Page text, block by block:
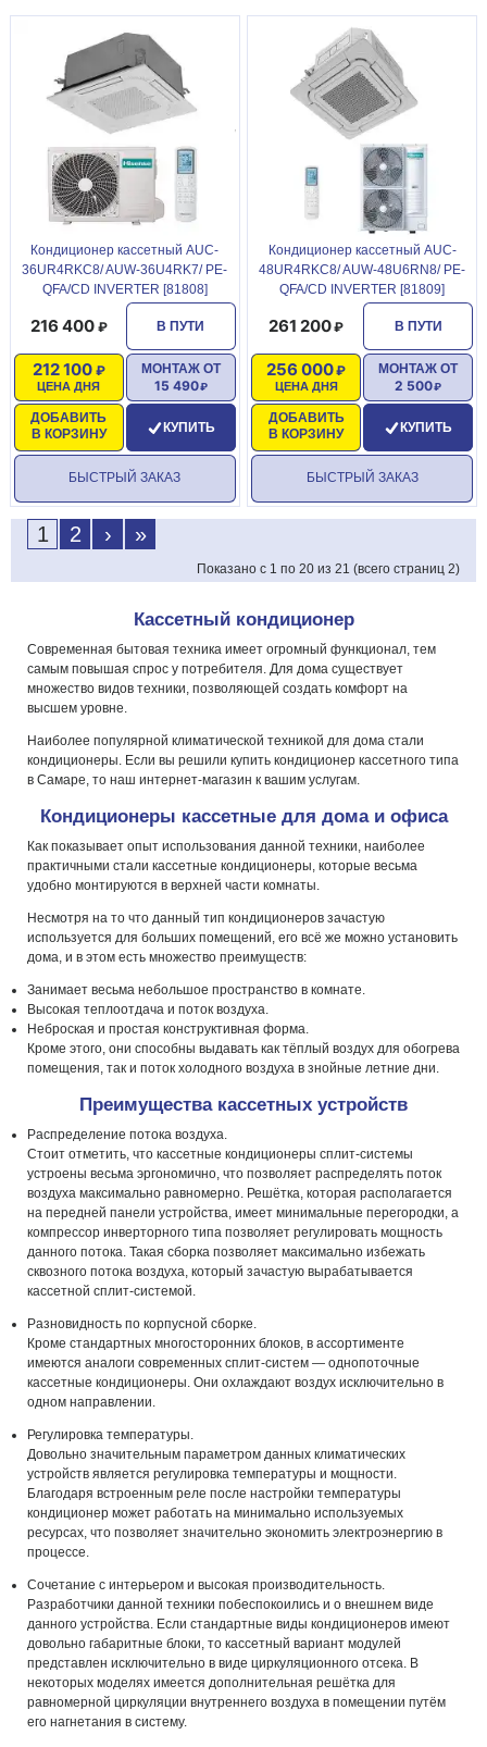
Кондиционер кассетный AUC-
36UR4RKC8/ AUW-36U4RK7/ PE-
QFA/CD INVERTER [81808]
В ПУТИ
216 400
ЦЕНА ДНЯ
212 100
ДОБАВИТЬ
В КОРЗИНУ
МОНТАЖ ОТ
15 490
КУПИТЬ
БЫСТРЫЙ ЗАКАЗ
Кондиционер кассетный AUC-
48UR4RKC8/ AUW-48U6RN8/ PE-
QFA/CD INVERTER [81809]
В ПУТИ
261 200
ЦЕНА ДНЯ
256 000
ДОБАВИТЬ
В КОРЗИНУ
МОНТАЖ ОТ
2 500
КУПИТЬ
БЫСТРЫЙ ЗАКАЗ
1 2 › »
Показано с 1 по 20 из 21 (всего страниц 2)
Кассетный кондиционер
Современная бытовая техника имеет огромный функционал, тем
самым повышая спрос у потребителя. Для дома существует
множество видов техники, позволяющей создать комфорт на
высшем уровне.
Наиболее популярной климатической техникой для дома стали
кондиционеры. Если вы решили купить кондиционер кассетного типа
в Самаре, то наш интернет-магазин к вашим услугам.
Кондиционеры кассетные для дома и офиса
Как показывает опыт использования данной техники, наиболее
практичными стали кассетные кондиционеры, которые весьма
удобно монтируются в верхней части комнаты.
Несмотря на то что данный тип кондиционеров зачастую
используется для больших помещений, его всё же можно установить
дома, и в этом есть множество преимуществ:
Занимает весьма небольшое пространство в комнате.
Высокая теплоотдача и поток воздуха.
Неброская и простая конструктивная форма.
Кроме этого, они способны выдавать как тёплый воздух для обогрева
помещения, так и поток холодного воздуха в знойные летние дни.
Преимущества кассетных устройств
Распределение потока воздуха.
Стоит отметить, что кассетные кондиционеры сплит-системы
устроены весьма эргономично, что позволяет распределять поток
воздуха максимально равномерно. Решётка, которая располагается
на передней панели устройства, имеет минимальные перегородки, а
компрессор инверторного типа позволяет регулировать мощность
данного потока. Такая сборка позволяет максимально избежать
сквозного потока воздуха, который зачастую вырабатывается
кассетной сплит-системой.
Разновидность по корпусной сборке.
Кроме стандартных многосторонних блоков, в ассортименте
имеются аналоги современных сплит-систем — однопоточные
кассетные кондиционеры. Они охлаждают воздух исключительно в
одном направлении.
Регулировка температуры.
Довольно значительным параметром данных климатических
устройств является регулировка температуры и мощности.
Благодаря встроенным реле после настройки температуры
кондиционер может работать на минимально используемых
ресурсах, что позволяет значительно экономить электроэнергию в
процессе.
Сочетание с интерьером и высокая производительность.
Разработчики данной техники побеспокоились и о внешнем виде
данного устройства. Если стандартные виды кондиционеров имеют
довольно габаритные блоки, то кассетный вариант модулей
представлен исключительно в виде циркуляционного отсека. В
некоторых моделях имеется дополнительная решётка для
равномерной циркуляции внутреннего воздуха в помещении путём
его нагнетания в систему.